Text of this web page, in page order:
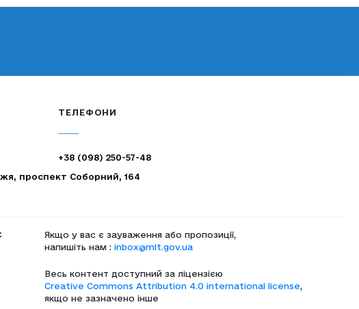
проспект Соборний, 164
ТЕЛЕФОНИ
+38 (098) 250-57-48
Якщо у вас є зауваження або пропозиції,
напишіть нам : inbox@mlt.gov.ua
Весь контент доступний за ліцензією
Creative Commons Attribution 4.0 international license,
якщо не зазначено інше